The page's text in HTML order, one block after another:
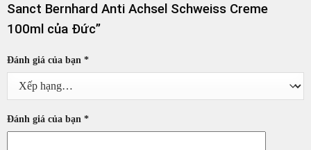
Sanct Bernhard Anti Achsel Schweiss Creme
100ml của Đức”
Đánh giá của bạn *
Đánh giá của bạn *